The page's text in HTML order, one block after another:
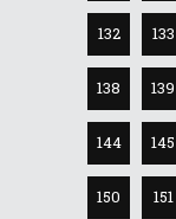
132 133
138 139
144 145
150 151